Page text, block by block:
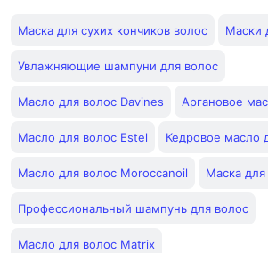
Маска для сухих кончиков волос Маски
Увлажняющие шампуни для волос
Масло для волос Davines Аргановое
Масло для волос Estel Кедровое масло
Масло для волос Moroccanoil Маска для
Профессиональный шампунь для волос
Масло для волос Matrix